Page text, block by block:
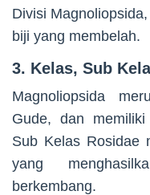
Divisi
biji yang membelah.
3. Kelas, Sub
Magnoliopsida
Gude, dan
Sub Kelas Rosidae
yang
berkembang.